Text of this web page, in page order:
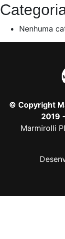
Nenhuma
© Copyright
2019
Marmirolli